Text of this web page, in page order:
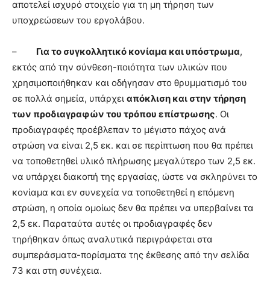
αποτελεί ισχυρό στοιχείο για τη μη τήρηση των
υποχρεώσεων του εργολάβου.
– Για το συγκολλητικό κονίαμα και υπόστρωμα,
εκτός από την σύνθεση-ποιότητα των υλικών που
χρησιμοποιήθηκαν και οδήγησαν στο θρυμματισμό του
σε πολλά σημεία, υπάρχει απόκλιση και στην τήρηση
των προδιαγραφών του τρόπου επίστρωσης. Οι
προδιαγραφές προέβλεπαν το μέγιστο πάχος ανά
στρώση να είναι 2,5 εκ. και σε περίπτωση που θα πρέπει
να τοποθετηθεί υλικό πλήρωσης μεγαλύτερο των 2,5 εκ.
να υπάρχει διακοπή της εργασίας, ώστε να σκληρύνει το
κονίαμα και εν συνεχεία να τοποθετηθεί η επόμενη
στρώση, η οποία ομοίως δεν θα πρέπει να υπερβαίνει τα
2,5 εκ. Παραταύτα αυτές οι προδιαγραφές δεν
τηρήθηκαν όπως αναλυτικά περιγράφεται στα
συμπεράσματα-πορίσματα της έκθεσης από την σελίδα
73 και στη συνέχεια.